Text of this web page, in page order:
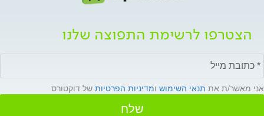
הצטרפו לרשימת התפוצה שלנו
אני מאשר/ת את תנאי השימוש ומדיניות הפרטיות של דוקטורס
שלח